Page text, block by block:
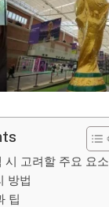
시 고려할 주요 요소
방법
팁